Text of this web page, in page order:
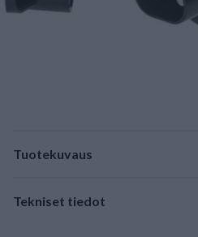
Tuotekuvaus
Tekniset tiedot